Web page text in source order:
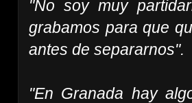
"No soy muy
grabamos para que
antes de separarnos".
"En Granada hay